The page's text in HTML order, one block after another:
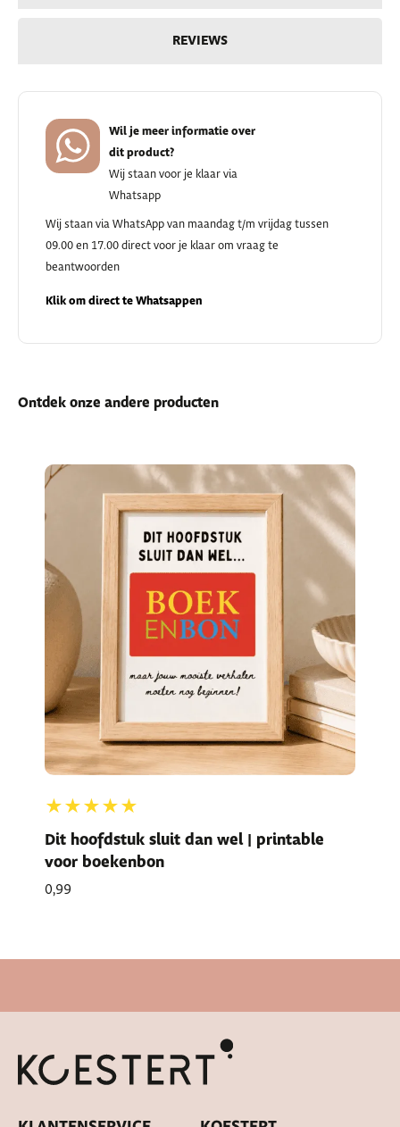
REVIEWS
Wil je meer informatie over
dit product?
Wij staan voor je klaar via
Whatsapp
Wij staan via WhatsApp van maandag t/m vrijdag tussen
09.00 en 17.00 direct voor je klaar om vraag te
beantwoorden
Klik om direct te Whatsappen
Ontdek onze andere producten
★★★★★
Dit hoofdstuk sluit dan wel | printable
voor boekenbon
0,99